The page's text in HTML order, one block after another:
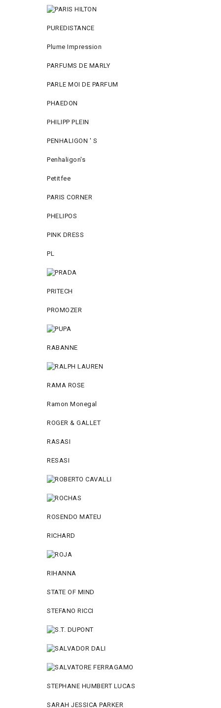
PUREDISTANCE
Plume Impression
PARFUMS DE MARLY
PARLE MOI DE PARFUM
PHAEDON
PHILIPP PLEIN
PENHALIGON ' S
Penhaligon's
Petitfee
PARIS CORNER
PHELIPOS
PINK DRESS
PL
PRITECH
PROMOZER
RABANNE
RAMA ROSE
Ramon Monegal
ROGER & GALLET
RASASI
RESASI
ROSENDO MATEU
RICHARD
RIHANNA
STATE OF MIND
STEFANO RICCI
STEPHANE HUMBERT LUCAS
SARAH JESSICA PARKER